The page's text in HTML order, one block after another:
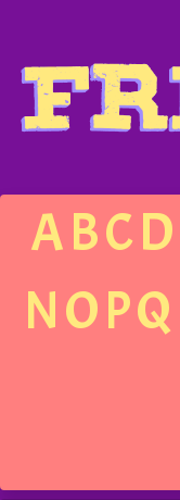
ABCD
NOPQ